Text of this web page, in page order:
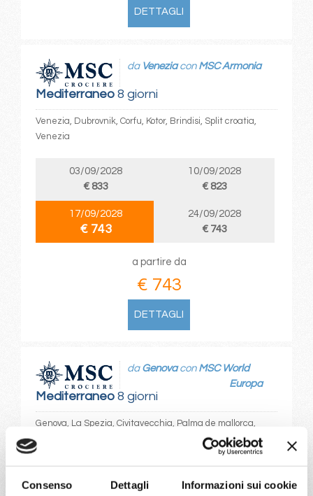
Consenso Dettagli Informazioni sui cookie
DETTAGLI
Mediterraneo8 giorni
da Veneziacon MSC Armonia
Venezia, Dubrovnik, Corfu, Kotor, Brindisi, Split croatia,
Venezia
03/09/2028
€ 833
10/09/2028
€ 823
17/09/2028
€ 743
24/09/2028
€ 743
a partire da
€ 743
DETTAGLI
Mediterraneo8 giorni
da Genovacon MSC World
Europa
Genova, La Spezia, Civitavecchia, Palma de mallorca,
Barcellona, Marsiglia, Genova, Provence(marseilles)
€ 833
€ 833